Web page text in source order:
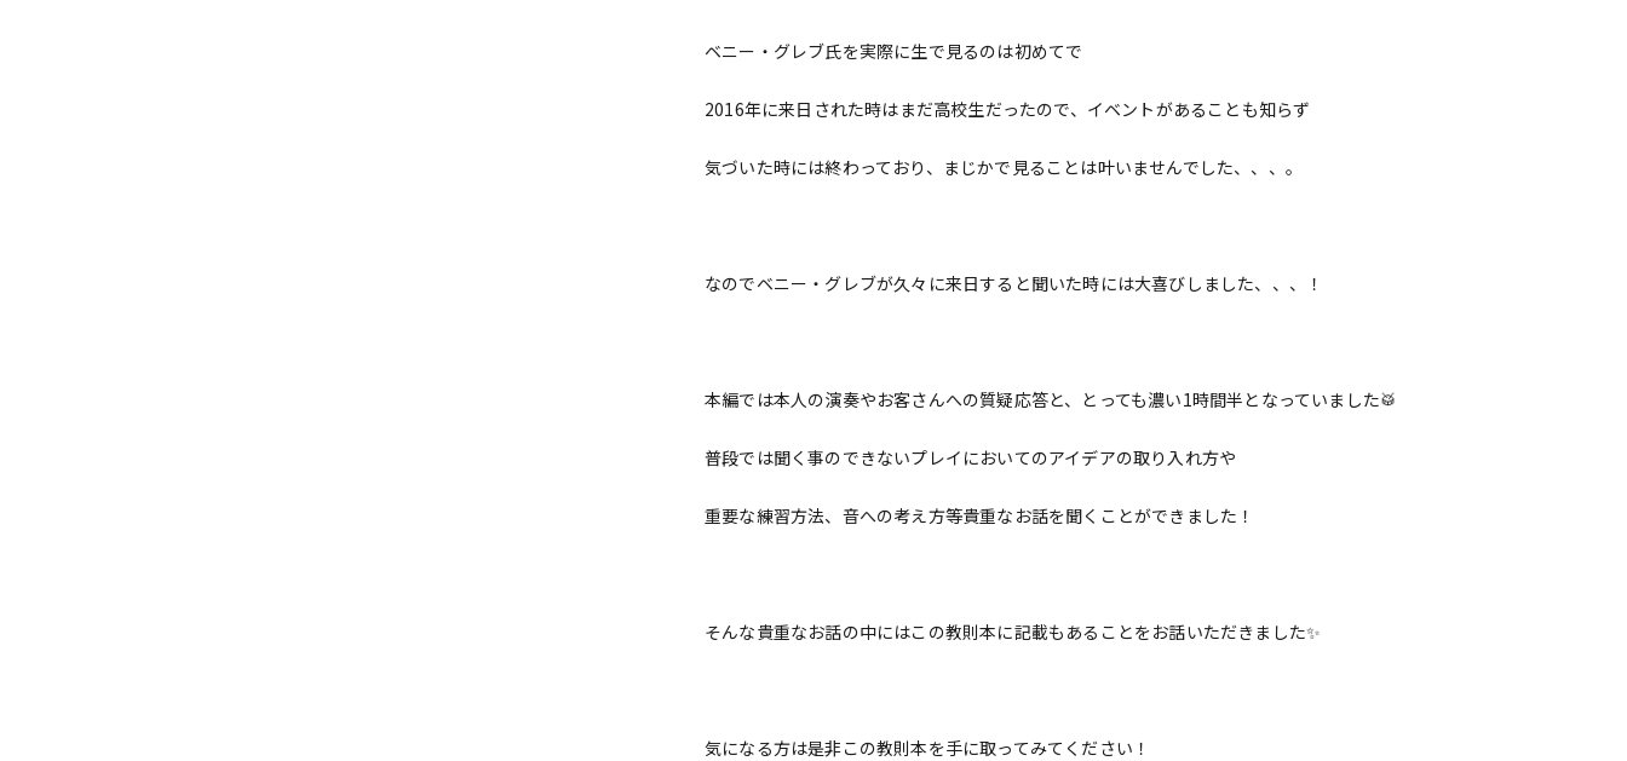
ベニー・グレブ氏を実際に生で見るのは初めてで
2016年に来日された時はまだ高校生だったので、イベントがあることも知らず
気づいた時には終わっており、まじかで見ることは叶いませんでした、、、。
なのでベニー・グレブが久々に来日すると聞いた時には大喜びしました、、、！
本編では本人の演奏やお客さんへの質疑応答と、とっても濃い1時間半となっていました🥁
普段では聞く事のできないプレイにおいてのアイデアの取り入れ方や
重要な練習方法、音への考え方等貴重なお話を聞くことができました！
そんな貴重なお話の中にはこの教則本に記載もあることをお話いただきました✨
気になる方は是非この教則本を手に取ってみてください！